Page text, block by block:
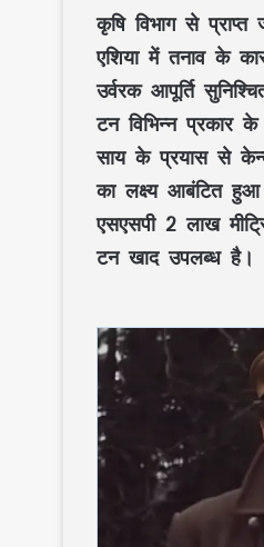
कृषि विभाग से
एशिया में तनाव के
उर्वरक आपूर्ति
टन विभिन्न प्रकार
साय के प्रयास से
का लक्ष्य आबंटित
एसएसपी 2 लाख
टन खाद उपलब्ध है।